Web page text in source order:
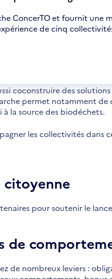
ConcerTO et fournit une
de cinq
coconstruire des
permet notamment de
à la source des biodéchets.
les collectivités dans
citoyenne
pour soutenir le
de
de nombreux leviers :